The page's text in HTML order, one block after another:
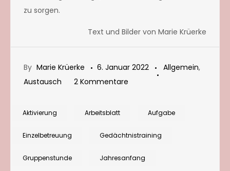
zu sorgen.
Text und Bilder von Marie Krüerke
By Marie Krüerke 6. Januar 2022 Allgemein,
Austausch
2 Kommentare
Neujahr
Aktivierung Arbeitsblatt Aufgabe
Einzelbetreuung Gedächtnistraining
Gruppenstunde Jahresanfang